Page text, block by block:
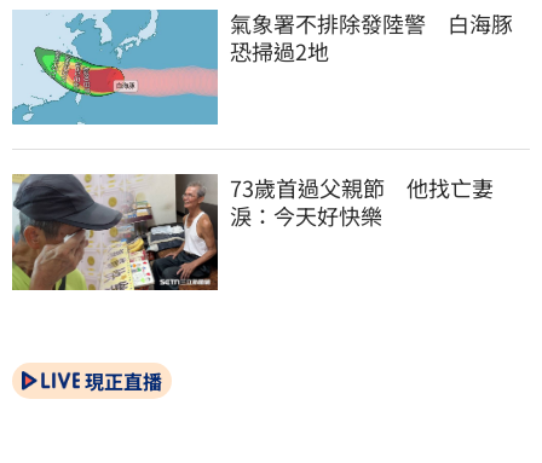
氣象署不排除發陸警　白海豚
恐掃過2地
73歲首過父親節　他找亡妻
淚：今天好快樂
現正直播